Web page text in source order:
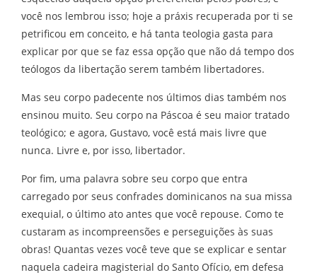
você nos lembrou isso; hoje a práxis recuperada por ti se
petrificou em conceito, e há tanta teologia gasta para
explicar por que se faz essa opção que não dá tempo dos
teólogos da libertação serem também libertadores.
Mas seu corpo padecente nos últimos dias também nos
ensinou muito. Seu corpo na Páscoa é seu maior tratado
teológico; e agora, Gustavo, você está mais livre que
nunca. Livre e, por isso, libertador.
Por fim, uma palavra sobre seu corpo que entra
carregado por seus confrades dominicanos na sua missa
exequial, o último ato antes que você repouse. Como te
custaram as incompreensões e perseguições às suas
obras! Quantas vezes você teve que se explicar e sentar
naquela cadeira magisterial do Santo Ofício, em defesa